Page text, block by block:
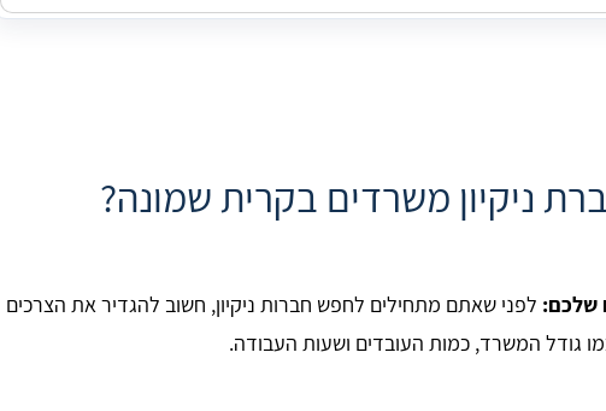
ניקיון משרדים בקרית שמונה?
שלכם: לפני שאתם מתחילים לחפש חברות ניקיון, חשוב להגדיר את הצרכים
גודל המשרד, כמות העובדים ושעות העבודה.